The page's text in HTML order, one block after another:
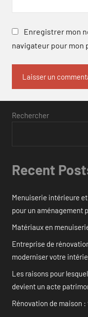
Enregistrer mon
navigateur pour mon
Rechercher
Recent
Menuiserie intérieure
pour un aménagement
Matériaux en
Entreprise de
moderniser votre
Les raisons pour
devient un acte
Rénovation de maison